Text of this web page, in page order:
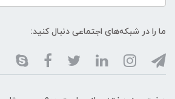
ما را در شبکه‌های اجتماعی دنبال کنید: